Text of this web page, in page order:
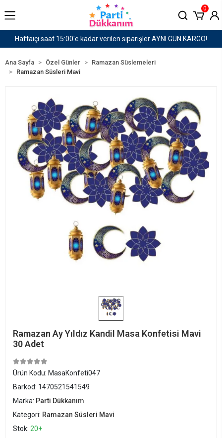
AYNI GÜN KARGO! 1500 TL ve Üzeri
0
Ana Sayfa Özel Günler
Ramazan Süslemeleri
Ramazan Süsleri Mavi
Ramazan Ay Yıldız Kandil Masa Konfetisi Mavi
30 Adet
Ürün Kodu: MasaKonfeti047
Barkod: 1470521541549
Marka: Parti Dükkanım
Kategori: Ramazan Süsleri Mavi
Stok: 20+